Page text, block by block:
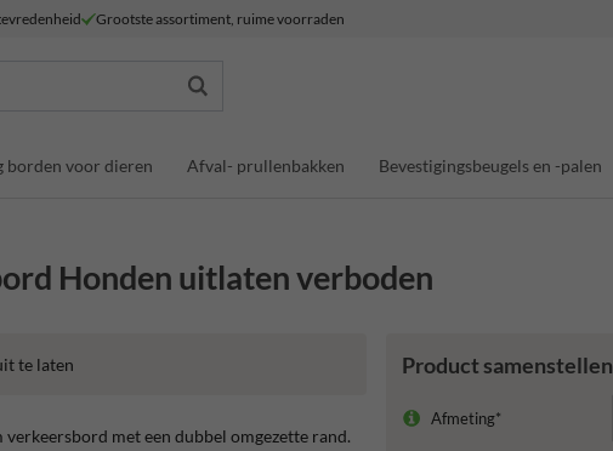
Grootste assortiment, ruime voorraden
borden voor dieren Afval- prullenbakken Bevestigingsbeugels en -palen
Honden uitlaten verboden
Product samenstellen
Afmeting*
te laten
met een dubbel omgezette rand.